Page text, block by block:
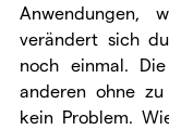
Anwendungen,
verändert sich
noch einmal.
anderen ohne
kein Problem.